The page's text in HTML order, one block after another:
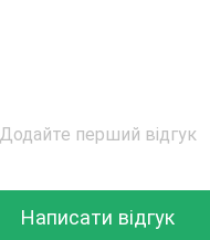
Додайте перший відгук
Написати відгук